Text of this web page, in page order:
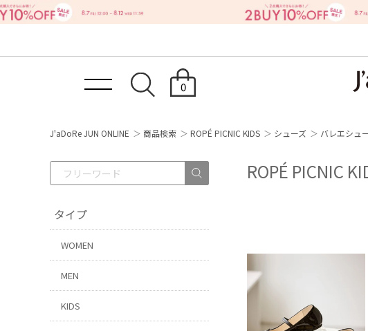
0
J'aDoRe JUN ONLINE 商品検索 ROPÉ PICNIC KIDS シューズ バレエシュ
タイプ
WOMEN
MEN
KIDS
ROPÉ PICNIC